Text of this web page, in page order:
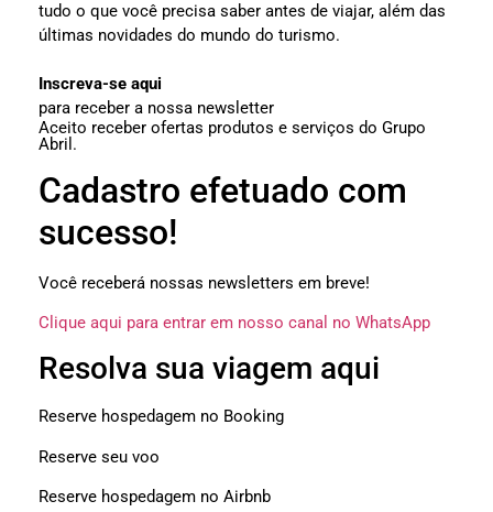
tudo o que você precisa saber antes de viajar, além das
últimas novidades do mundo do turismo.
Inscreva-se aqui
para receber a nossa newsletter
Aceito receber ofertas produtos e serviços do Grupo
Abril.
Cadastro efetuado com
sucesso!
Você receberá nossas newsletters em breve!
Clique aqui para entrar em nosso canal no WhatsApp
Resolva sua viagem aqui
Reserve hospedagem no Booking
Reserve seu voo
Reserve hospedagem no Airbnb